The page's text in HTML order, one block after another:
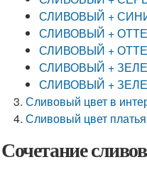
СЛИВОВЫЙ +
СЛИВОВЫЙ +
СЛИВОВЫЙ +
СЛИВОВЫЙ +
СЛИВОВЫЙ +
Сливовый цвет в
Сливовый цвет
Сочетание